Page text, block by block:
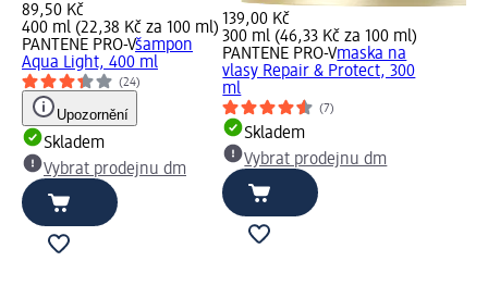
89,50 Kč
400 ml (22,38 Kč za 100 ml)
PANTENE PRO-Všampon
Aqua Light, 400 ml
(24)
Upozornění
Skladem
Vybrat prodejnu dm
139,00 Kč
300 ml (46,33 Kč za 100 ml)
PANTENE PRO-Vmaska na
vlasy Repair & Protect, 300
ml
(7)
Skladem
Vybrat prodejnu dm